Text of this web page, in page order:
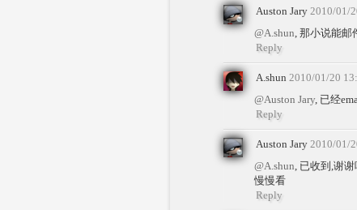
Auston Jary 2010/01/
@A.shun, 那小说能邮
Reply
A.shun 2010/01/20
@Auston Jary, 已经
Reply
Auston Jary 2010/01/
@A.shun, 已收到,谢谢
慢慢看
Reply